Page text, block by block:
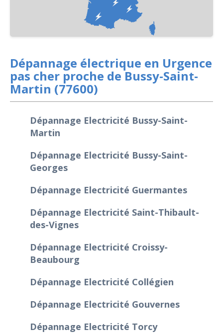
Dépannage électrique en Urgence
pas cher proche de Bussy-Saint-
Martin (77600)
Dépannage Electricité Bussy-Saint-
Martin
Dépannage Electricité Bussy-Saint-
Georges
Dépannage Electricité Guermantes
Dépannage Electricité Saint-Thibault-
des-Vignes
Dépannage Electricité Croissy-
Beaubourg
Dépannage Electricité Collégien
Dépannage Electricité Gouvernes
Dépannage Electricité Torcy